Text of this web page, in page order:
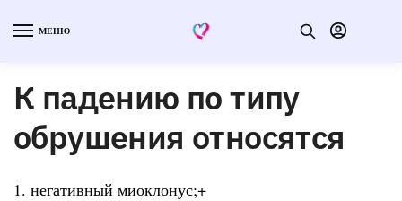
МЕНЮ
К падению по типу
обрушения относятся
1. негативный миоклонус;+